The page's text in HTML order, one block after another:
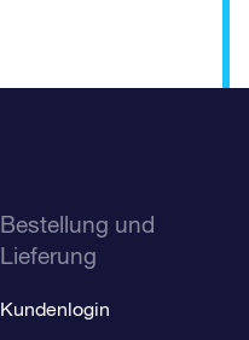
Bestellung und
Lieferung
Kundenlogin